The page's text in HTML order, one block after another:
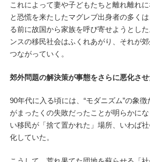
これによって妻や子どもたちと離れ離れ
と恐慌を来たしたマグレブ出身者の多く
る前に故国から家族を呼び寄せようとし
ンスの移民社会はふくれあがり、それが
つながっていく。
郊外問題の解決策が事態をさらに悪化させ
90年代に入る頃には、“モダニズム”の象
がまったくの失敗だったことが明らかに
い移民が「捨て置かれた」場所、いわば
化していた。